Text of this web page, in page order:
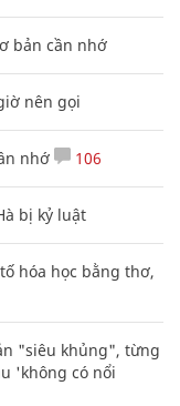
bản cần nhớ
nên gọi
nhớ 106
bị kỷ luật
hóa học bằng thơ,
"siêu khủng", từng
'không có nổi